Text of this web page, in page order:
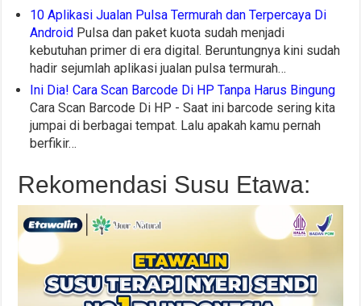
10 Aplikasi Jualan Pulsa Termurah dan Terpercaya Di
Android Pulsa dan paket kuota sudah menjadi
kebutuhan primer di era digital. Beruntungnya kini sudah
hadir sejumlah aplikasi jualan pulsa termurah…
Ini Dia! Cara Scan Barcode Di HP Tanpa Harus Bingung
Cara Scan Barcode Di HP - Saat ini barcode sering kita
jumpai di berbagai tempat. Lalu apakah kamu pernah
berfikir…
Rekomendasi Susu Etawa: